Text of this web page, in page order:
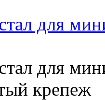
для
для
крепеж